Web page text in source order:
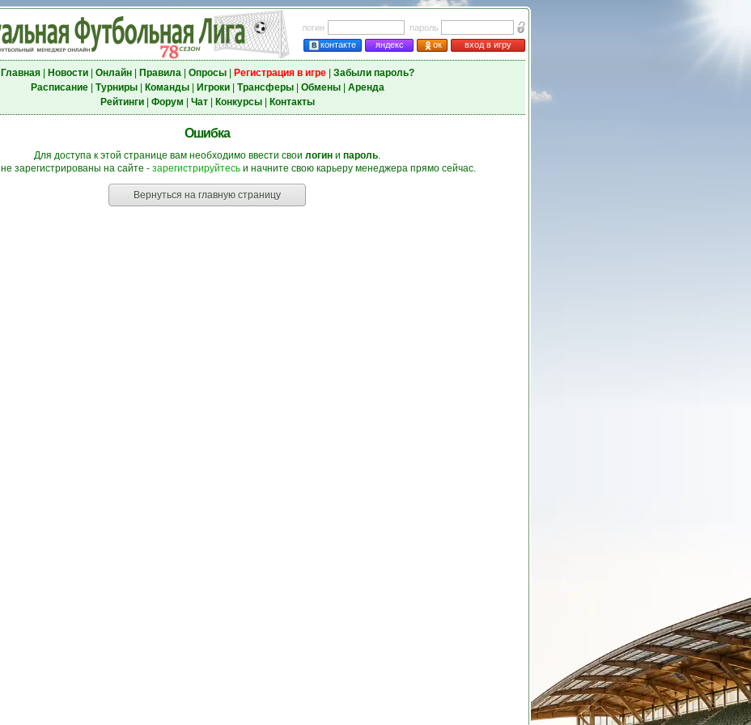
логин
пароль
контакте
яндекс ок вход в игру
Главная| Новости| Онлайн| Правила| Опросы| Регистрация в игре| Забыли пароль?
Расписание| Турниры| Команды| Игроки| Трансферы| Обмены| Аренда
Рейтинги| Форум Чат| Конкурсы| Контакты
Ошибка
Для доступа к этой странице вам необходимо ввести свои логин и пароль.
зарегистрированы на сайте - зарегистрируйтесьи начните свою карьеру менеджера прямо сейчас.
Вернуться на главную страницу